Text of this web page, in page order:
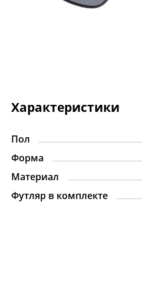
Характеристики
Пол
Форма
Материал
Футляр в комплекте